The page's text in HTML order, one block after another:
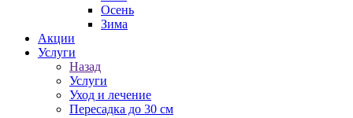
Осень
Зима
Акции
Услуги
Назад
Услуги
Уход и лечение
Пересадка до 30 см